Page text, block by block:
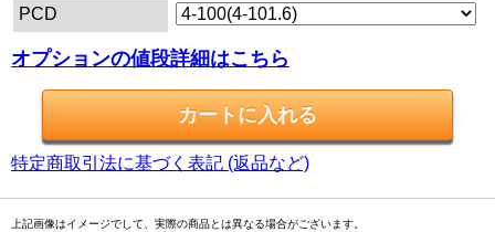
PCD
オプションの値段詳細はこちら
特定商取引法に基づく表記 (返品など)
上記画像はイメージでして、実際の商品とは異なる場合がございます。